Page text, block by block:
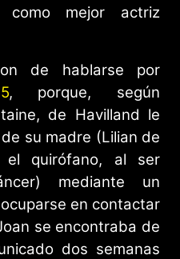
como mejor actriz
de hablarse por
, porque, según
de Havilland le
su madre (Lilian de
el quirófano, al ser
mediante un
en contactar
se encontraba de
dos semanas